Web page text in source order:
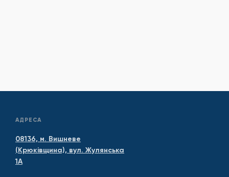
АДРЕСА
08136, м. Вишневе
(Крюківщина), вул. Жулянська
1А